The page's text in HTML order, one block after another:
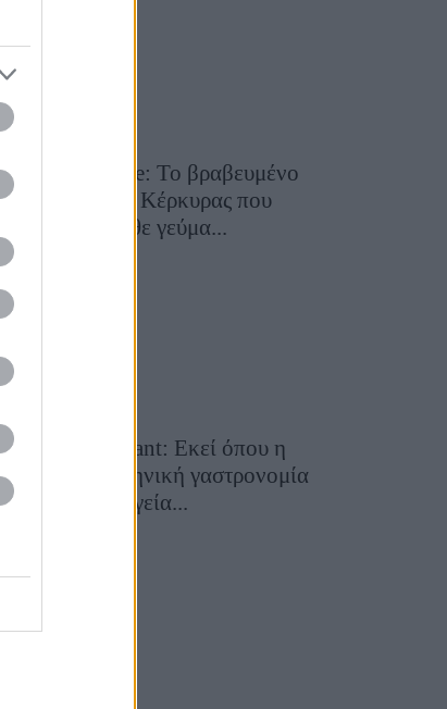
Toula’s Seaside: Το βραβευμένο
εστιατόριο της Κέρκυρας που
μετατρέπει κάθε γεύμα...
28 Ιουλίου 2026, 11:05
Cavos Restaurant: Εκεί όπου η
αυθεντική ελληνική γαστρονομία
συναντά τη μαγεία...